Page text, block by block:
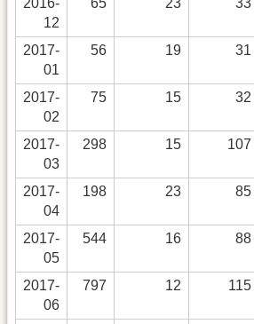
2016-
12
65 23 33
2017-
01
56 19 31
2017-
02
75 15 32
2017-
03
298 15 107
2017-
04
198 23 85
2017-
05
544 16 88
2017-
06
797 12 115